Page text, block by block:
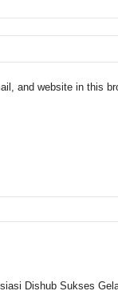
and website in this
Dishub Sukses